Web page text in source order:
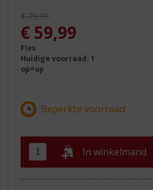
Originele prijs was:
€79,99
, Huidige prijs is:
€ 59,99
Fles
Huidige voorraad: 1
op=op
In winkelmand